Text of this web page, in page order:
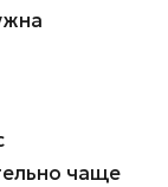
чаще